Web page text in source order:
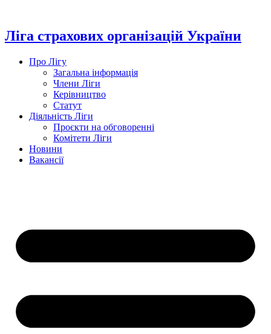
вмісту
Ліга страхових організацій України
Про Лігу
Загальна інформація
Члени Ліги
Керівництво
Статут
Діяльність Ліги
Проєкти на обговоренні
Комітети Ліги
Новини
Вакансії